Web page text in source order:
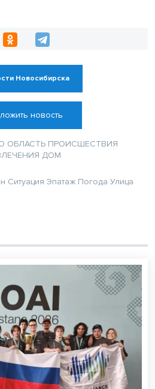
Новосибирска
новость
ОБЛАСТЬ ПРОИСШЕСТВИЯ
ДОМ
Ситуация Эпатаж Погода Улица